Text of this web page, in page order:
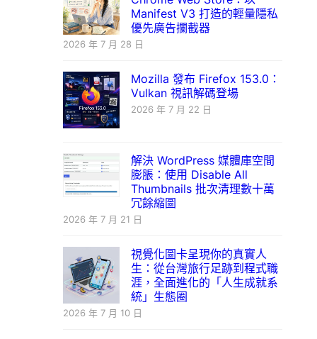
Manifest V3 打造的輕量隱私
優先廣告攔截器
2026 年 7 月 28 日
Mozilla 發布 Firefox 153.0：
Vulkan 視訊解碼登場
2026 年 7 月 22 日
解決 WordPress 媒體庫空間
膨脹：使用 Disable All
Thumbnails 批次清理數十萬
冗餘縮圖
2026 年 7 月 21 日
視覺化圖卡呈現你的真實人
生：從台灣旅行足跡到程式職
涯，全面進化的「人生成就系
統」生態圈
2026 年 7 月 10 日